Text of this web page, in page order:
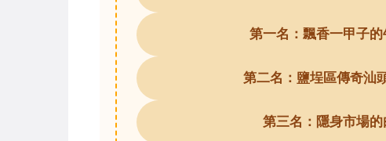
第一名：飄香一甲子
第二名：鹽埕區傳奇汕
第三名：隱身市場